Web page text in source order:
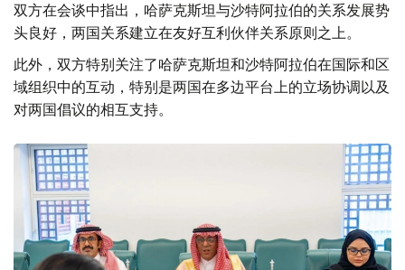
双方在会谈中指出，哈萨克斯坦与沙特阿拉伯的关系发展势
头良好，两国关系建立在友好互利伙伴关系原则之上。
此外，双方特别关注了哈萨克斯坦和沙特阿拉伯在国际和区
域组织中的互动，特别是两国在多边平台上的立场协调以及
对两国倡议的相互支持。